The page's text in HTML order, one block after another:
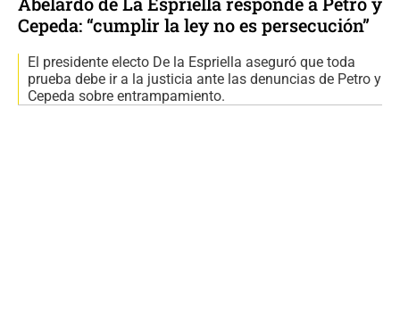
Cepeda: “cumplir la ley no es persecución”
El presidente electo De la Espriella aseguró que toda
prueba debe ir a la justicia ante las denuncias de Petro y
Cepeda sobre entrampamiento.